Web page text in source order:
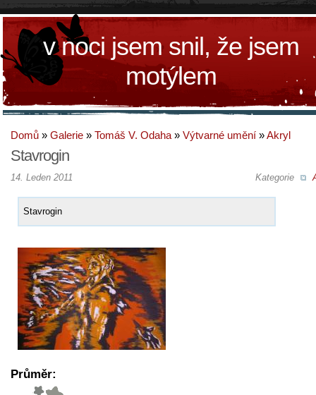
v noci jsem snil, že jsem
motýlem
Domů » Galerie » Tomáš V. Odaha » Výtvarné umění »Akryl
Stavrogin
Kategorie
14. Leden 2011
Stavrogin
Průměr: